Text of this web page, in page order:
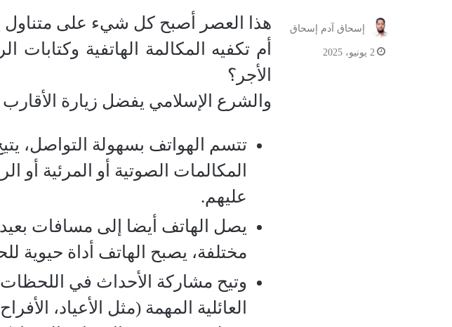
هذا العصر أصبح كل شيء على متناول
أم تكفيه المكالمة الهاتفية وكتابات
الأجر؟
والشرع الإسلامي يفضل زيارة
تتسم الهواتف بسهولة التواصل،
المكالمات الصوتية أو المرئية
عليهم.
يصل الهاتف أيضا إلى مسافات
مختلفة، يصبح الهاتف أداة حيوية
وتيح مشاركة الأحداث في
العائلية المهمة (مثل الأعياد،
إسحاق آدم إسحاق
2 يونيو، 2025